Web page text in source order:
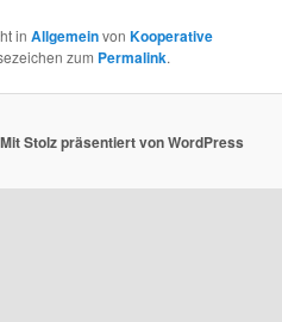
inAllgemeinvonKooperative
zum Permalink.
Mit Stolz präsentiert von WordPress